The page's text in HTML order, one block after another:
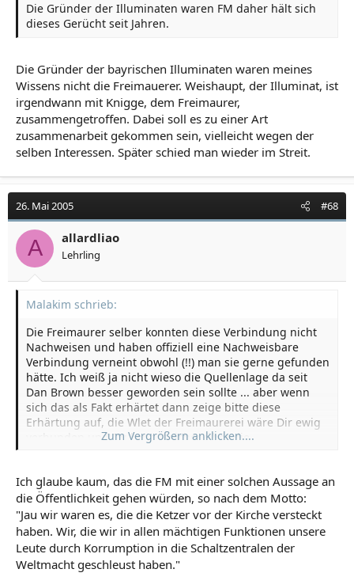
Die Gründer der Illuminaten waren FM daher hält sich
dieses Gerücht seit Jahren.
Die Gründer der bayrischen Illuminaten waren meines
Wissens nicht die Freimauerer. Weishaupt, der Illuminat, ist
irgendwann mit Knigge, dem Freimaurer,
zusammengetroffen. Dabei soll es zu einer Art
zusammenarbeit gekommen sein, vielleicht wegen der
selben Interessen. Später schied man wieder im Streit.
26. Mai 2005 #68
A allardliao
Lehrling
Malakim schrieb:
Die Freimaurer selber konnten diese Verbindung nicht
Nachweisen und haben offiziell eine Nachweisbare
Verbindung verneint obwohl (!!) man sie gerne gefunden
hätte. Ich weiß ja nicht wieso die Quellenlage da seit
Dan Brown besser geworden sein sollte ... aber wenn
sich das als Fakt erhärtet dann zeige bitte diese
Erhärtung auf, die Wlet der Freimaurerei wäre Dir ewig
verbunden und Du kannst sicher über die
Zum Vergrößern anklicken....
Ich glaube kaum, das die FM mit einer solchen Aussage an
die Öffentlichkeit gehen würden, so nach dem Motto:
"Jau wir waren es, die die Ketzer vor der Kirche versteckt
haben. Wir, die wir in allen mächtigen Funktionen unsere
Leute durch Korrumption in die Schaltzentralen der
Weltmacht geschleust haben."